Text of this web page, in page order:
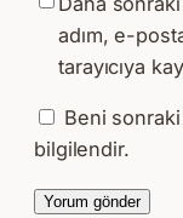
adım, e-
tarayıcıya
Beni
bilgilendir.